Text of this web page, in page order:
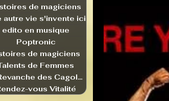
de magiciens
autre vie s'invente ici
edito en musique
Poptronic
de magiciens
de Femmes
La Revanche des Cagoles
vous Vitalité